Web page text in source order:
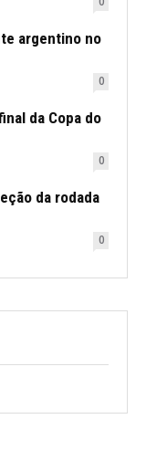
argentino no
0
da Copa do
0
da rodada
0